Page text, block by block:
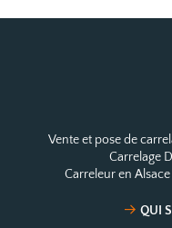
Vente et pose de
Carrelage
Carreleur en
QUI